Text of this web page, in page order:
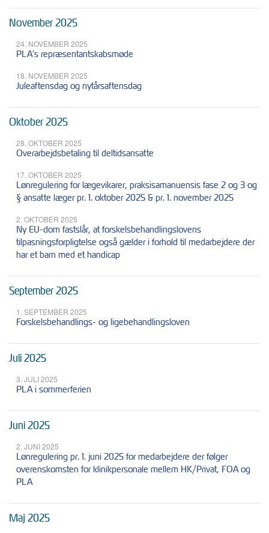
November 2025
24. NOVEMBER 2025
PLA's repræsentantskabsmøde
18. NOVEMBER 2025
Juleaftensdag og nytårsaftensdag
Oktober 2025
28. OKTOBER 2025
Overarbejdsbetaling til deltidsansatte
17. OKTOBER 2025
Lønregulering for lægevikarer, praksisamanuensis fase 2 og 3 og
§ ansatte læger pr. 1. oktober 2025 & pr. 1. november 2025
2. OKTOBER 2025
Ny EU-dom fastslår, at forskelsbehandlingslovens
tilpasningsforpligtelse også gælder i forhold til medarbejdere der
har et barn med et handicap
September 2025
1. SEPTEMBER 2025
Forskelsbehandlings- og ligebehandlingsloven
Juli 2025
3. JULI 2025
PLA i sommerferien
Juni 2025
2. JUNI 2025
Lønregulering pr. 1. juni 2025 for medarbejdere der følger
overenskomsten for klinikpersonale mellem HK/Privat, FOA og
PLA
Maj 2025